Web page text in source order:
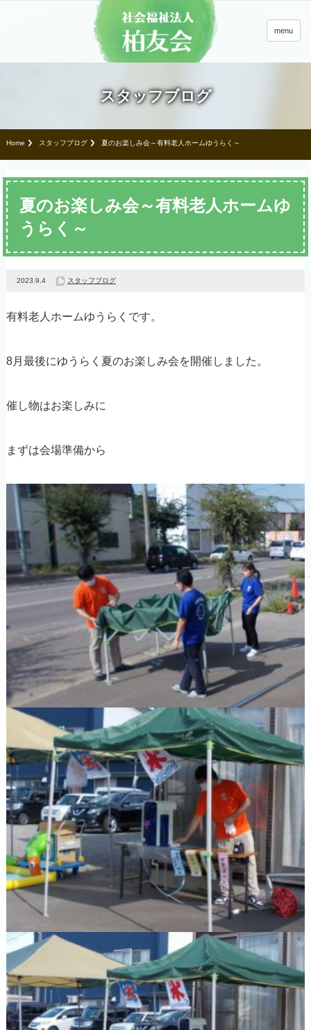
menu
スタッフブログ
Home スタッフブログ 夏のお楽しみ会～有料老人ホームゆうらく～
夏のお楽しみ会～有料老人ホームゆ
うらく～
2023.9.4 スタッフブログ
有料老人ホームゆうらくです。
8月最後にゆうらく夏のお楽しみ会を開催しました。
催し物はお楽しみに
まずは会場準備から